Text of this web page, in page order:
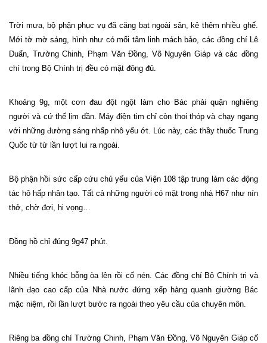
Trời mưa, bộ phận phục vụ đã căng bạt ngoài sân, kê thêm nhiều ghế.
Mới tờ mờ sáng, hình như có mối tâm linh mách bảo, các đồng chí Lê
Duẩn, Trường Chinh, Phạm Văn Đồng, Võ Nguyên Giáp và các đồng
chí trong Bộ Chính trị đều có mặt đông đủ.
Khoảng 9g, một cơn đau đột ngột làm cho Bác phải quặn nghiêng
người và cứ thế lịm dần. Máy điện tim chỉ còn thoi thóp và chạy ngang
với những đường sáng nhấp nhô yếu ớt. Lúc này, các thầy thuốc Trung
Quốc từ từ lần lượt lui ra ngoài.
Bộ phận hồi sức cấp cứu chủ yếu của Viện 108 tập trung làm các động
tác hô hấp nhân tạo. Tất cả những người có mặt trong nhà H67 như nín
thở, chờ đợi, hi vọng…
Đồng hồ chỉ đúng 9g47 phút.
Nhiều tiếng khóc bỗng òa lên rồi cố nén. Các đồng chí Bộ Chính trị và
lãnh đạo cao cấp của Nhà nước đứng xếp hàng quanh giường Bác
mặc niệm, rồi lần lượt bước ra ngoài theo yêu cầu của chuyên môn.
Riêng ba đồng chí Trường Chinh, Phạm Văn Đồng, Võ Nguyên Giáp cố